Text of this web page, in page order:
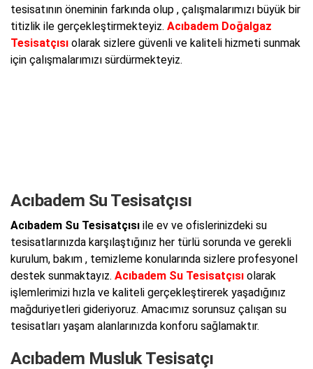
tesisatının öneminin farkında olup , çalışmalarımızı büyük bir
titizlik ile gerçekleştirmekteyiz. Acıbadem Doğalgaz
Tesisatçısı olarak sizlere güvenli ve kaliteli hizmeti sunmak
için çalışmalarımızı sürdürmekteyiz.
Acıbadem Su Tesisatçısı
Acıbadem Su Tesisatçısı ile ev ve ofislerinizdeki su
tesisatlarınızda karşılaştığınız her türlü sorunda ve gerekli
kurulum, bakım , temizleme konularında sizlere profesyonel
destek sunmaktayız. Acıbadem Su Tesisatçısı olarak
işlemlerimizi hızla ve kaliteli gerçekleştirerek yaşadığınız
mağduriyetleri gideriyoruz. Amacımız sorunsuz çalışan su
tesisatları yaşam alanlarınızda konforu sağlamaktır.
Acıbadem Musluk Tesisatçı